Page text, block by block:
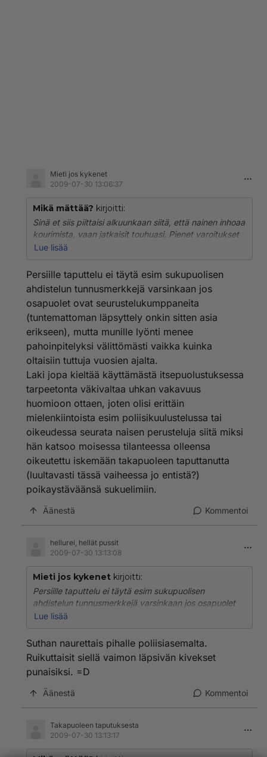
Mieti jos kykenet
2009-07-30 13:06:37
Mikä mättää? kirjoitti:
Sinä et siis piittaisi alkuunkaan siitä, että nainen inhoaa
kourimista, vaan jatkaisit touhuasi. Pienet varoitukset
eivät toimisi, vaan jatkaisit kourimista. Isompi varoitus
Näöinkö se menee?
Tiedän toki, että väkivaltaisia idiootteja on olemassa,
onneksi olen osannut valita kaiken seurani siten, etten
ole tavannut yhtään. Toivoisin, että nainen ymmärtää
lähteä omille teilleen sen jälkeen, kun pari kertaa on
kourittu eikä sanallinen varoitus tehoa.
Kun nyt näkyy olevan useampiakin miehiä
ruikuttamassa kiveksille läpsimisestä, pääsemme
varmaan jossain vaiheessa lukemaan lehdestä
oikeuskäsittelystä, jossa mies selittää tosissaan, että
"hakkasin vaimoni, koska hän läpsäytti minua
kiveksille, koska kourin häntä jatkuvasti varoituksista
ja kielloista huolimatta".
Aika hämmästyttävää, kuinka ison hinnan jotkut
miehet ovat valmiita maksamaan siitä, että pääsevät
kourimaan naisia. Onko se ihan oikeasti kirvelevien
kivesten ja mahdollisesti pahoinpitelysyytteen
arvoista? Miksei oppi mene perille?
Lue lisää
Persiille taputtelu ei täytä esim sukupuolisen
ahdistelun tunnusmerkkejä varsinkaan jos
osapuolet ovat seurustelukumppaneita
(tuntemattoman läpsyttely onkin sitten asia
erikseen), mutta munille lyönti menee
pahoinpitelyksi välittömästi vaikka kuinka
oltaisiin tuttuja vuosien ajalta.
Laki jopa kieltää käyttämästä itsepuolustuksessa
tarpeetonta väkivaltaa uhkan vakavuus
huomioon ottaen, joten olisi erittäin
mielenkiintoista esim poliisikuulustelussa tai
oikeudessa seurata naisen perusteluja siitä miksi
hän katsoo moisessa tilanteessa olleensa
oikeutettu iskemään takapuoleen taputtanutta
(luultavasti tässä vaiheessa jo entistä?)
poikaystäväänsä sukuelimiin.
Äänestä Kommentoi
hellurei, hellät pussit
2009-07-30 13:13:08
Mieti jos kykenet kirjoitti:
Persiille taputtelu ei täytä esim sukupuolisen
ahdistelun tunnusmerkkejä varsinkaan jos osapuolet
ovat seurustelukumppaneita (tuntemattoman
lyönti menee pahoinpitelyksi välittömästi vaikka kuinka
oltaisiin tuttuja vuosien ajalta.
Laki jopa kieltää käyttämästä itsepuolustuksessa
tarpeetonta väkivaltaa uhkan vakavuus huomioon
ottaen, joten olisi erittäin mielenkiintoista esim
poliisikuulustelussa tai oikeudessa seurata naisen
perusteluja siitä miksi hän katsoo moisessa tilanteessa
olleensa oikeutettu iskemään takapuoleen
taputtanutta (luultavasti tässä vaiheessa jo entistä?)
Lue lisää
Suthan naurettais pihalle poliisiasemalta.
Ruikuttaisit siellä vaimon läpsivän kivekset
punaisiksi. =D
Äänestä Kommentoi
Takapuoleen taputuksesta
2009-07-30 13:13:17